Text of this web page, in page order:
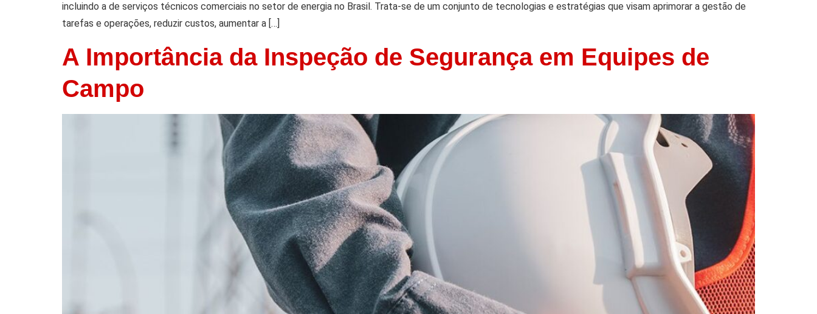
incluindo a de serviços técnicos comerciais no setor de energia no Brasil. Trata-se de um conjunto de tecnologias e estratégias que visam aprimorar a gestão de
tarefas e operações, reduzir custos, aumentar a […]
A Importância da Inspeção de Segurança em Equipes de
Campo